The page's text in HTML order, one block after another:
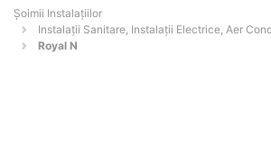
Şoimii Instalaţiilor
Instalații Sanitare, Instalații Electrice, Aer
Royal N